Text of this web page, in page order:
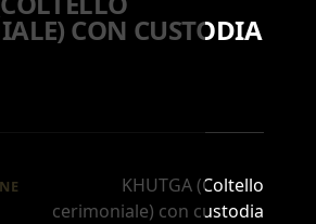
CON CUSTODIA
KHUTGA (Coltello
cerimoniale) con custodia